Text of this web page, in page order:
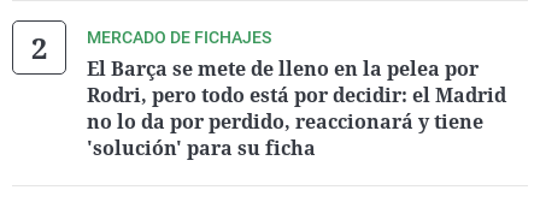
MERCADO DE FICHAJES
El Barça se mete de lleno en la pelea por
Rodri, pero todo está por decidir: el Madrid
no lo da por perdido, reaccionará y tiene
'solución' para su ficha